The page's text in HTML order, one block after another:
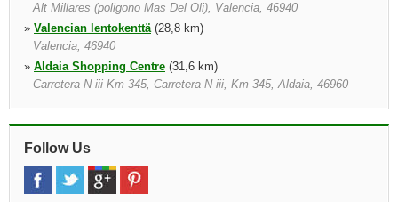
Alt Millares (poligono Mas Del Oli), Valencia, 46940
» Valencian lentokenttä(28,8 km)
Valencia, 46940
» Aldaia Shopping Centre (31,6 km)
Carretera N iii Km 345, Carretera N iii, Km 345, Aldaia, 46960
»Vila Real(33,7 km)
Av. Castellón, 12, Vila real, 12540
Follow Us